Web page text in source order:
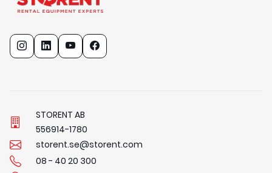
STORENT AB
556914-1780
storent.se@storent.com
08 - 40 20 300